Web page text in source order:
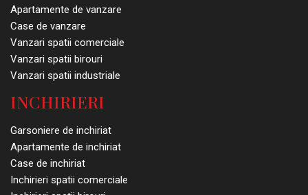
Apartamente de vanzare
Case de vanzare
Vanzari spatii comerciale
Vanzari spatii birouri
Vanzari spatii industriale
INCHIRIERI
Garsoniere de inchiriat
Apartamente de inchiriat
Case de inchiriat
Inchirieri spatii comerciale